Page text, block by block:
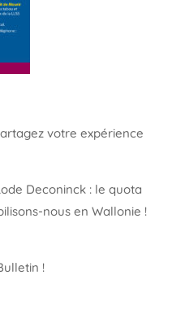
votre expérience
Deconinck : le quota
nous en Wallonie !
!